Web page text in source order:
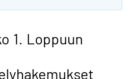
1. Loppuun